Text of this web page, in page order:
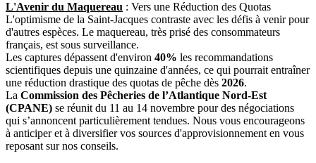
L'Avenir du Maquereau : Vers une Réduction des Quotas
L'optimisme de la Saint-Jacques contraste avec les défis à venir pour
d'autres espèces. Le maquereau, très prisé des consommateurs
français, est sous surveillance.
Les captures dépassent d'environ 40% les recommandations
scientifiques depuis une quinzaine d'années, ce qui pourrait entraîner
une réduction drastique des quotas de pêche dès 2026.
La Commission des Pêcheries de l’Atlantique Nord-Est
(CPANE) se réunit du 11 au 14 novembre pour des négociations
qui s’annoncent particulièrement tendues. Nous vous encourageons
à anticiper et à diversifier vos sources d'approvisionnement en vous
reposant sur nos conseils.